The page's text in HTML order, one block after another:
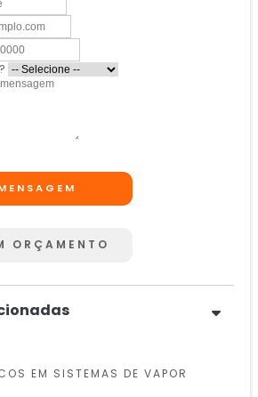
ORÇAMENTO
EM SISTEMAS DE VAPOR